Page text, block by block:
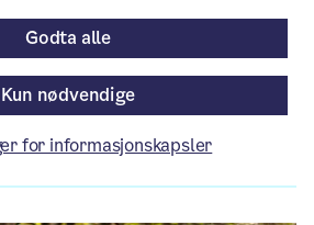
— Beredskapsetaten
mer enn ett år gammel.
Kun nødvendige
Godta alle
for informasjonskapsler